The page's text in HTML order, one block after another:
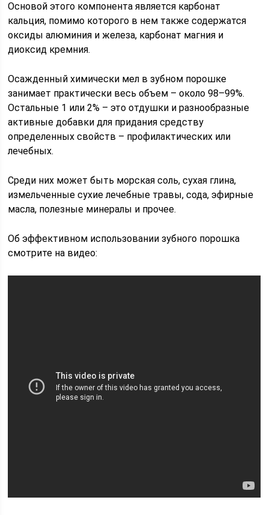
Основой этого компонента является карбонат
кальция, помимо которого в нем также содержатся
оксиды алюминия и железа, карбонат магния и
диоксид кремния.
Осажденный химически мел в зубном порошке
занимает практически весь объем – около 98–99%.
Остальные 1 или 2% – это отдушки и разнообразные
активные добавки для придания средству
определенных свойств – профилактических или
лечебных.
Среди них может быть морская соль, сухая глина,
измельченные сухие лечебные травы, сода, эфирные
масла, полезные минералы и прочее.
Об эффективном использовании зубного порошка
смотрите на видео: